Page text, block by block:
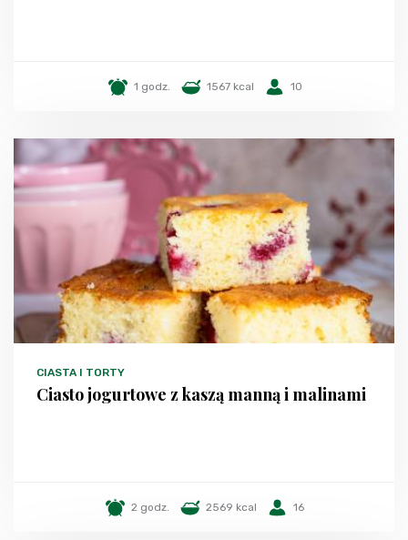
1 godz. 1567 kcal 10
CIASTA I TORTY
Ciasto jogurtowe z kaszą manną i malinami
2 godz. 2569 kcal 16